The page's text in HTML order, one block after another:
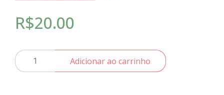
R$20.00
OCTOMERIA
gracilis
Adicionar ao carrinho